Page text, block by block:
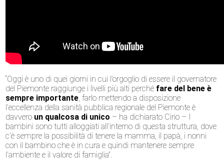
“Oggi è uno di quei giorni in cui l’orgoglio di essere il governatore
del Piemonte raggiunge i livelli più alti perché fare del bene è
sempre importante, farlo mettendo a disposizione
l’eccellenza della sanità pubblica regionale del Piemonte è
davvero un qualcosa di unico – ha dichiarato Cirio – I
bambini sono tutti alloggiati all’interno di questa struttura, dove
c’è sempre la possibilità di tenere la mamma, il papà, i nonni
con il bambino che è in cura e quindi mantenere sempre
l’ambiente e il valore di famiglia”.